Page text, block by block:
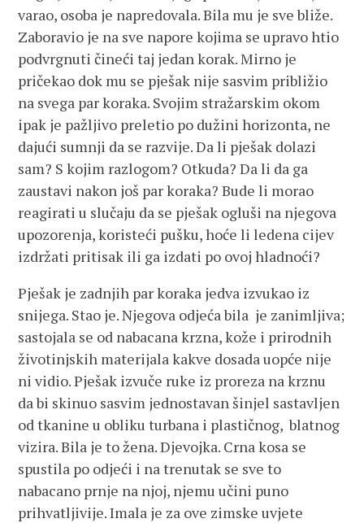
varao, osoba je napredovala. Bila mu je sve bliže.
Zaboravio je na sve napore kojima se upravo htio
podvrgnuti čineći taj jedan korak. Mirno je
pričekao dok mu se pješak nije sasvim približio
na svega par koraka. Svojim stražarskim okom
ipak je pažljivo preletio po dužini horizonta, ne
dajući sumnji da se razvije. Da li pješak dolazi
sam? S kojim razlogom? Otkuda? Da li da ga
zaustavi nakon još par koraka? Bude li morao
reagirati u slučaju da se pješak ogluši na njegova
upozorenja, koristeći pušku, hoće li ledena cijev
izdržati pritisak ili ga izdati po ovoj hladnoći?
Pješak je zadnjih par koraka jedva izvukao iz
snijega. Stao je. Njegova odjeća bila je zanimljiva;
sastojala se od nabacana krzna, kože i prirodnih
životinjskih materijala kakve dosada uopće nije
ni vidio. Pješak izvuče ruke iz proreza na krznu
da bi skinuo sasvim jednostavan šinjel sastavljen
od tkanine u obliku turbana i plastičnog, blatnog
vizira. Bila je to žena. Djevojka. Crna kosa se
spustila po odjeći i na trenutak se sve to
nabacano prnje na njoj, njemu učini puno
prihvatljivije. Imala je za ove zimske uvjete